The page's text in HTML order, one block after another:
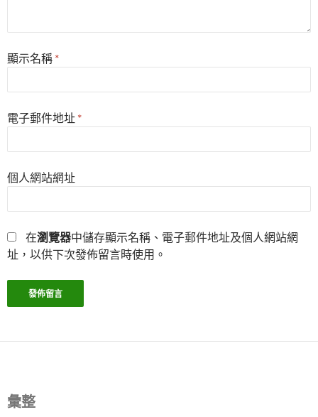
顯示名稱 *
電子郵件地址 *
個人網站網址
在瀏覽器中儲存顯示名稱、電子郵件地址及個人網站網
址，以供下次發佈留言時使用。
彙整